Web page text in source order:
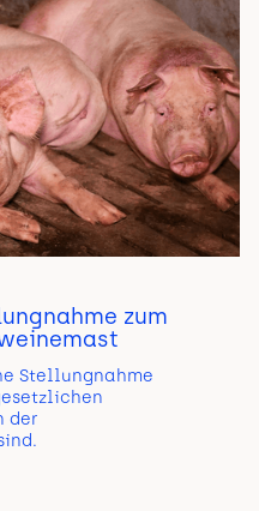
zum
Stellungnahme
der